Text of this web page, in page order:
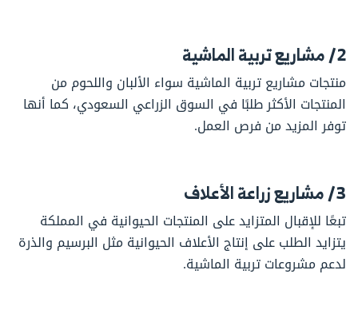
2/ مشاريع تربية الماشية
منتجات مشاريع تربية الماشية سواء الألبان واللحوم من
المنتجات الأكثر طلبًا في السوق الزراعي السعودي، كما أنها
توفر المزيد من فرص العمل.
3/ مشاريع زراعة الأعلاف
تبعًا للإقبال المتزايد على المنتجات الحيوانية في المملكة
يتزايد الطلب على إنتاج الأعلاف الحيوانية مثل البرسيم والذرة
لدعم مشروعات تربية الماشية.